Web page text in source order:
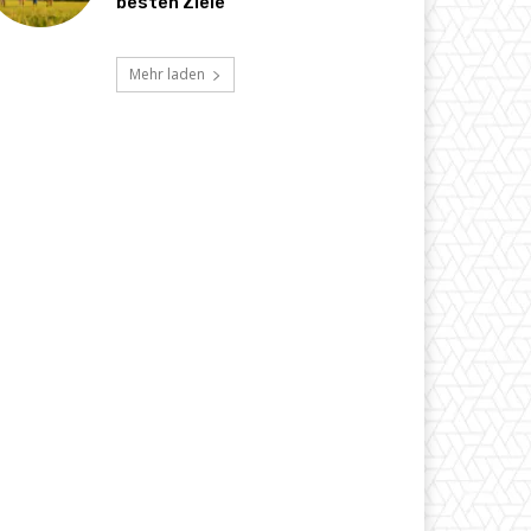
Mehr laden